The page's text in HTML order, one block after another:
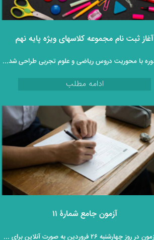
آغاز ثبت‌ نام مجموعه کلاسهای ویژه پایه نهم
این دوره با محوریت دروس ریاضی و علوم تجربی طراحی شده و به‌ صورت کاملاً رایگان و غیرحضوری در اختیار دانش‌ آموزان قرار می‌گیرد.
ادامه مطلب
آزمون جامع شمارۀ ۱۱
این آزمون در روز چهارشنبه ۲۶ فروردین به صورت آنلاین برای دانش آموزان پایه دوازدهم برگزار خواهد گردید.